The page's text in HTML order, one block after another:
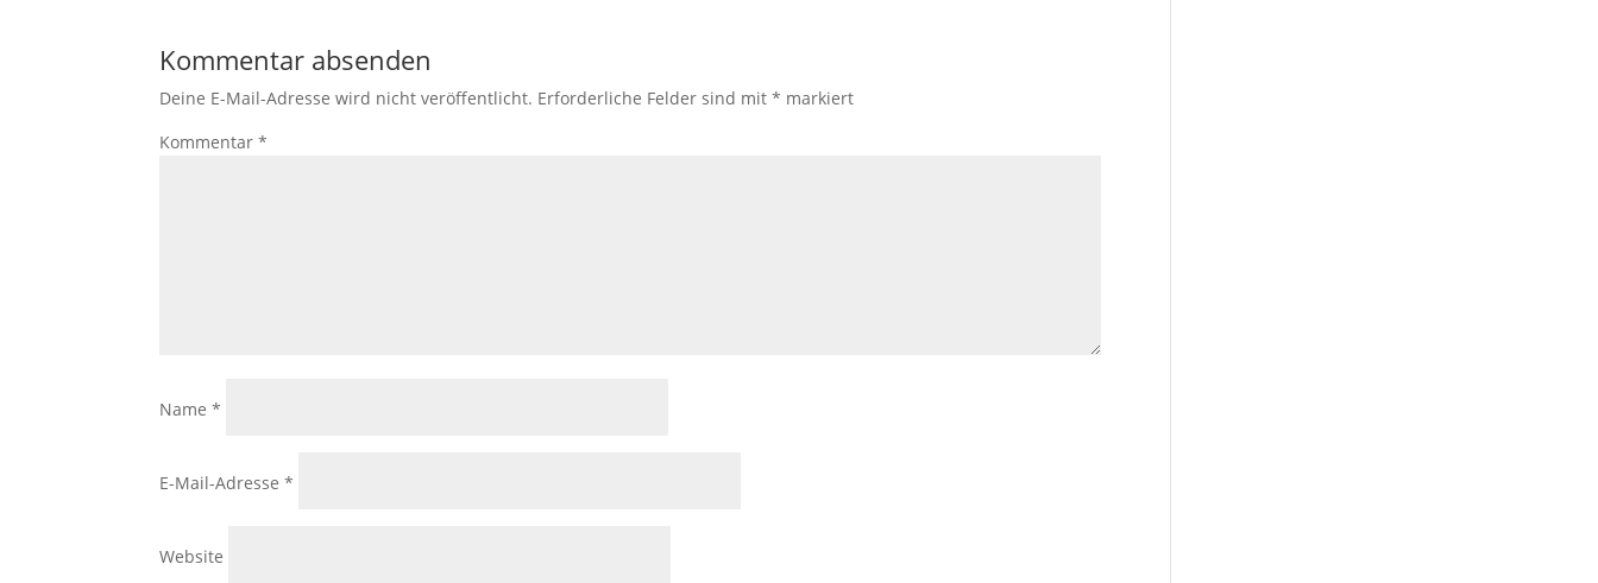
Kommentar absenden
Deine E-Mail-Adresse wird nicht veröffentlicht. Erforderliche Felder sind mit* markiert
Kommentar*
Name*
E-Mail-Adresse*
Website